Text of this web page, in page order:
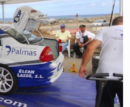
ARCHIVO